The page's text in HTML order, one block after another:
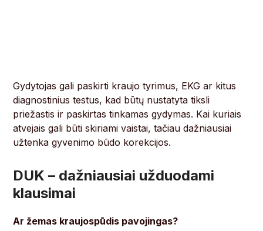
Gydytojas gali paskirti kraujo tyrimus, EKG ar kitus
diagnostinius testus, kad būtų nustatyta tiksli
priežastis ir paskirtas tinkamas gydymas. Kai kuriais
atvejais gali būti skiriami vaistai, tačiau dažniausiai
užtenka gyvenimo būdo korekcijos.
DUK – dažniausiai užduodami
klausimai
Ar žemas kraujospūdis pavojingas?